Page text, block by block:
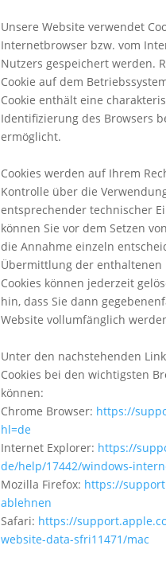
Unsere Website verwendet
Internetbrowser bzw. vom
Nutzers gespeichert werden.
Cookie auf dem
Cookie enthält eine
Identifizierung des Browsers
ermöglicht.
Cookies werden auf Ihrem
Kontrolle über die
entsprechender technischer
können Sie vor dem Setzen
die Annahme einzeln
Übermittlung der enthaltenen
Cookies können jederzeit
hin, dass Sie dann
Website vollumfänglich
Unter den nachstehenden
Cookies bei den wichtigsten
können:
Chrome Browser: https://
hl=de
Internet Explorer: https://
de/help/17442/windows-
Mozilla Firefox: https://
ablehnen
Safari: https://
website-data-sfri11471/mac